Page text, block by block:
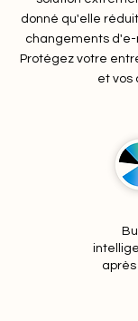
donné qu'elle
changements
Protégez votre
et vos
après